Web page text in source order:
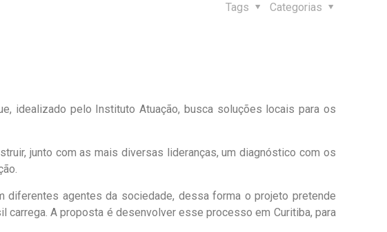
Categorias
Tags
idealizado pelo Instituto Atuação, busca soluções locais para os
junto com as mais diversas lideranças, um diagnóstico com os
agentes da sociedade, dessa forma o projeto pretende
A proposta é desenvolver esse processo em Curitiba, para